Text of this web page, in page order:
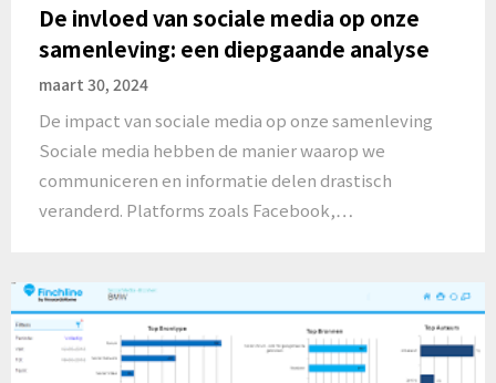
De invloed van sociale media op onze
samenleving: een diepgaande analyse
maart 30, 2024
De impact van sociale media op onze samenleving
Sociale media hebben de manier waarop we
communiceren en informatie delen drastisch
veranderd. Platforms zoals Facebook,…